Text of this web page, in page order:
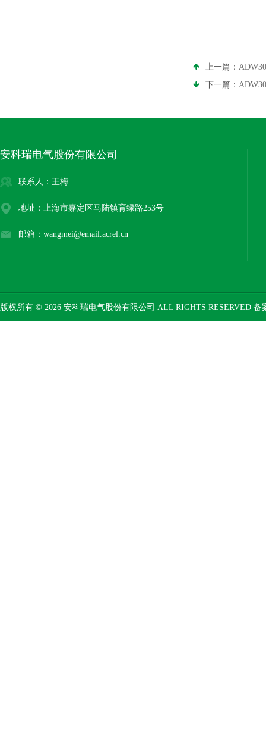
上一篇：
下一篇：
安科瑞电气股份有限公司
联系人：王梅
地址：上海市嘉定区马陆镇育绿路253号
邮箱：wangmei@email.acrel.cn
版权所有 © 2026 安科瑞电气股份有限公司 ALL RIGHTS RESERVED 备